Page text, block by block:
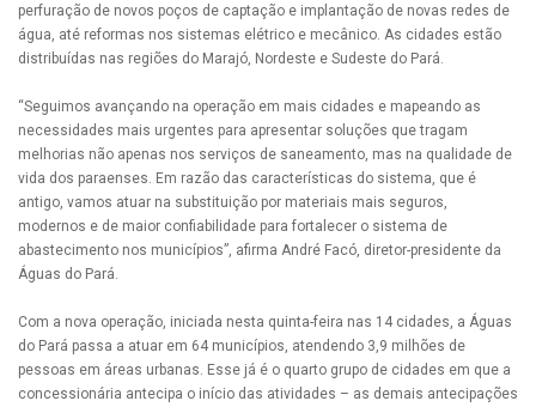
perfuração de novos poços de captação e implantação de novas redes de
água, até reformas nos sistemas elétrico e mecânico. As cidades estão
distribuídas nas regiões do Marajó, Nordeste e Sudeste do Pará.
“Seguimos avançando na operação em mais cidades e mapeando as
necessidades mais urgentes para apresentar soluções que tragam
melhorias não apenas nos serviços de saneamento, mas na qualidade de
vida dos paraenses. Em razão das características do sistema, que é
antigo, vamos atuar na substituição por materiais mais seguros,
modernos e de maior confiabilidade para fortalecer o sistema de
abastecimento nos municípios”, afirma André Facó, diretor-presidente da
Águas do Pará.
Com a nova operação, iniciada nesta quinta-feira nas 14 cidades, a Águas
do Pará passa a atuar em 64 municípios, atendendo 3,9 milhões de
pessoas em áreas urbanas. Esse já é o quarto grupo de cidades em que a
concessionária antecipa o início das atividades – as demais antecipações